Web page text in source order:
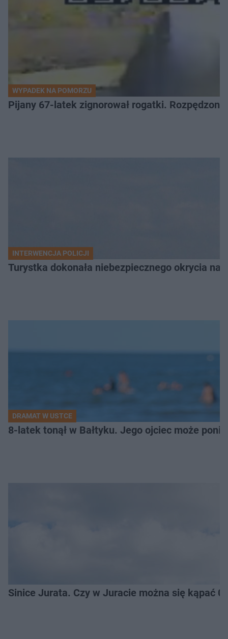
WYPADEK NA POMORZU
Pijany 67-latek zignorował rogatki.
INTERWENCJA POLICJI
Turystka dokonała niebezpiecznego okrycia
DRAMAT W USTCE
8-latek tonął w Bałtyku. Jego ojciec może
Sinice Jurata. Czy w Juracie można się kąpać